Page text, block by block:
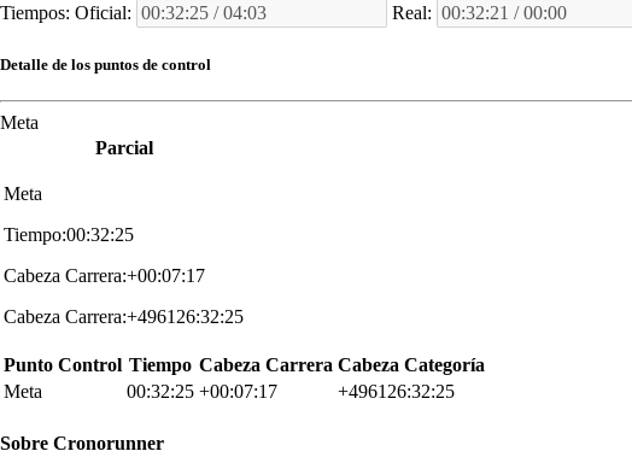
Tiempos: Oficial: Real:
Detalle de los puntos de control
Meta
Parcial
Meta
Tiempo:00:32:25
Cabeza Carrera:+00:07:17
Cabeza Carrera:+496126:32:25
Punto Control Tiempo Cabeza Carrera Cabeza Categoría
Meta
00:32:25 +00:07:17 +496126:32:25
Sobre Cronorunner